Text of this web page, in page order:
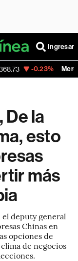
Ingresar
MercadoLibre
De la
esto
más
deputy general
Chinas en
opciones de
de negocios